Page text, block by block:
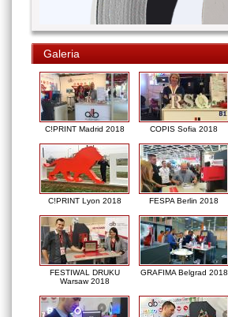
Galeria
C!PRINT Madrid 2018 COPIS Sofia 2018
C!PRINT Lyon 2018 FESPA Berlin 2018
FESTIWAL DRUKU
Warsaw 2018
GRAFIMA Belgrad 2018